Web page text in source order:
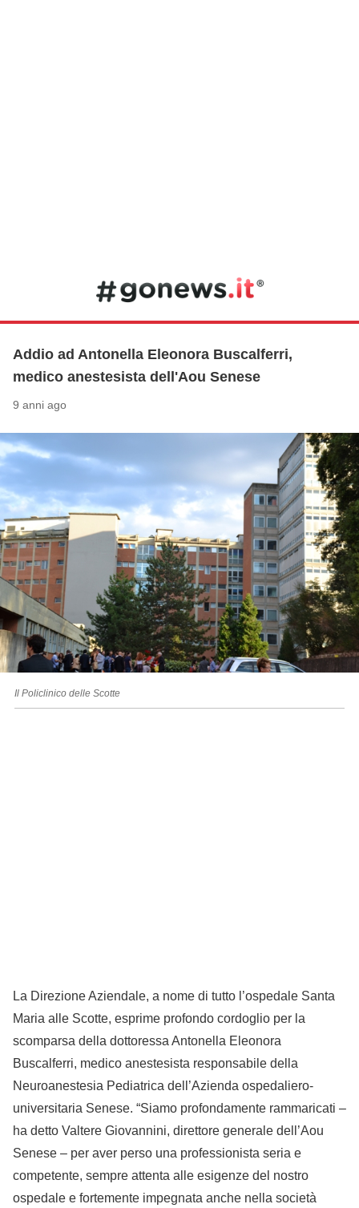
Addio ad Antonella Eleonora Buscalferri,
medico anestesista dell'Aou Senese
9 anni ago
Il Policlinico delle Scotte
La Direzione Aziendale, a nome di tutto l’ospedale Santa
Maria alle Scotte, esprime profondo cordoglio per la
scomparsa della dottoressa Antonella Eleonora
Buscalferri, medico anestesista responsabile della
Neuroanestesia Pediatrica dell’Azienda ospedaliero-
universitaria Senese. “Siamo profondamente rammaricati –
ha detto Valtere Giovannini, direttore generale dell’Aou
Senese – per aver perso una professionista seria e
competente, sempre attenta alle esigenze del nostro
ospedale e fortemente impegnata anche nella società